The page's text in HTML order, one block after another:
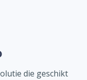
die geschikt